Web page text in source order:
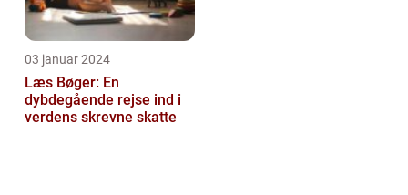
03 januar 2024
Læs Bøger: En
dybdegående rejse ind i
verdens skrevne skatte